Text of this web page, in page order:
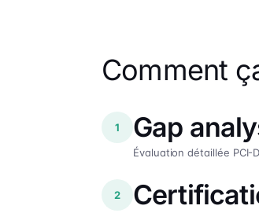
Comment
1 Gap
Évaluation détaillée PCI-
2